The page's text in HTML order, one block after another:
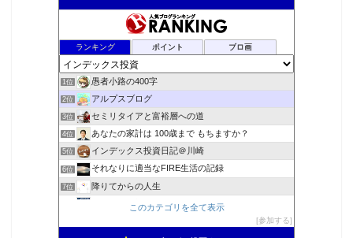
ランキング ポイント ブロ画
1位 愚者小路の400字
2位 アルプスブログ
3位 セミリタイアと富裕層への道
4位 あなたの家計は 100歳まで もちますか？
5位 インデックス投資日記＠川崎
6位 それなりに適当なFIRE生活の記録
7位 降りてからの人生
2023年(46歳)FIRE！！！＠20XX年FIRE！！！
このカテゴリを全て表示
参加する